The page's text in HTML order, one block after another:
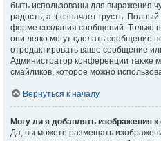
быть использованы для выражения
радость, а :( означает грусть.
форме создания сообщений. Только
они легко могут сделать сообщение
отредактировать ваше сообщение
Администратор конференции также
смайликов, которое можно
Вернуться к началу
Могу ли я добавлять изображения
Да, вы можете размещать